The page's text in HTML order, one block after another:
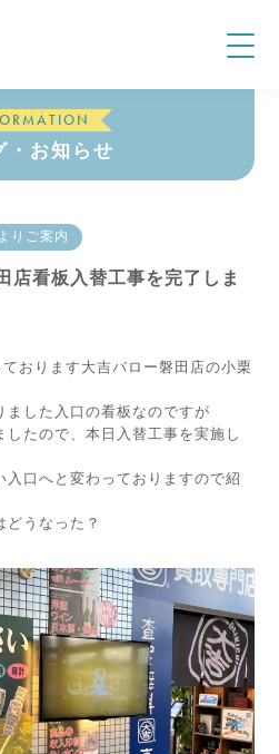
・お知らせ
りご案内
店看板入替工事を完了しま
おります大吉バロー磐田店の小栗
ました入口の看板なのですが
たので、本日入替工事を実施し
口へと変わっておりますので紹
うなった？